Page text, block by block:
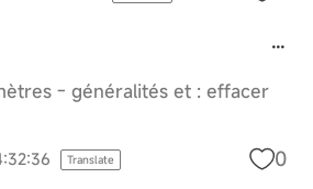
- généralités et : effacer
Translate 0